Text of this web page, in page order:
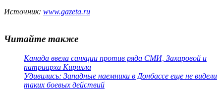
Источник: www.gazeta.ru
Читайте также
Канада ввела санкции против ряда СМИ, Захаровой и
патриарха Кирилла
Удивились: Западные наемники в Донбассе еще не видели
таких боевых действий